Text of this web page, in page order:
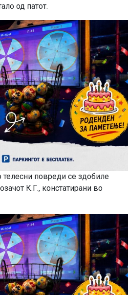
од патот.
телесни повреди се здобиле
К.Г., констатирани во